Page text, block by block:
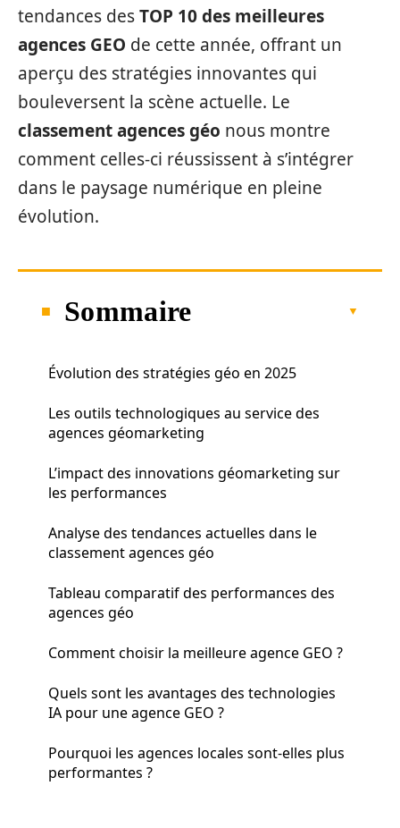
tendances desTOP 10 des meilleures
agences GEO de cette année, offrant un
aperçu des stratégies innovantes qui
bouleversent la scène actuelle. Le
classement agences géo nous montre
comment celles-ci réussissent à s’intégrer
dans le paysage numérique en pleine
évolution.
Sommaire
Évolution des stratégies géo en 2025
Les outils technologiques au service des
agences géomarketing
L’impact des innovations géomarketing sur
les performances
Analyse des tendances actuelles dans le
classement agences géo
Tableau comparatif des performances des
agences géo
Comment choisir la meilleure agence GEO ?
Quels sont les avantages des technologies
IA pour une agence GEO ?
Pourquoi les agences locales sont-elles plus
performantes ?